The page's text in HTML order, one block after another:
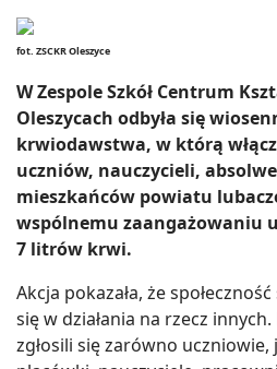
fot. ZSCKR Oleszyce
W Zespole Szkół Centrum
Oleszycach odbyła się
krwiodawstwa, w którą
uczniów, nauczycieli,
mieszkańców powiatu
wspólnemu zaangażowaniu
7 litrów krwi.
Akcja pokazała, że
się w działania na rzecz
zgłosili się zarówno uczniowie,